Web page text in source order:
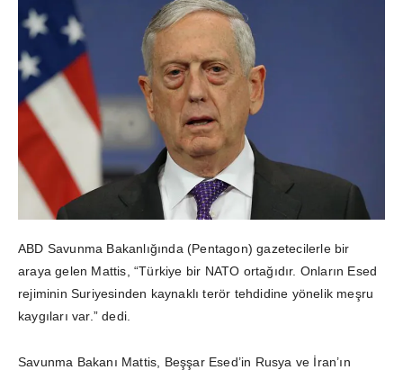
ABD Savunma Bakanlığında (Pentagon) gazetecilerle bir
araya gelen Mattis, “Türkiye bir NATO ortağıdır. Onların Esed
rejiminin Suriyesinden kaynaklı terör tehdidine yönelik meşru
kaygıları var.” dedi.
Savunma Bakanı Mattis, Beşşar Esed’in Rusya ve İran’ın